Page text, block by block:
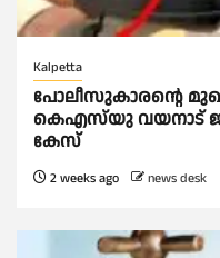
Kalpetta
പോലീസുകാരന്റെ
കെഎസ്‌യു വയനാട്
കേസ്
2 weeks ago news desk